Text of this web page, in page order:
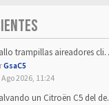
trampillas aireadores climatizador
GsaC5
2026, 11:24
un Citroën C5 del desguace: Presentación y seguimiento